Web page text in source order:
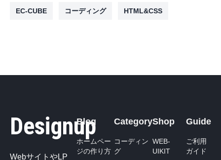
EC-CUBE コーディング HTML&CSS
Designup
WebサイトやLP
Blog
ホームペー
ジの作り方
Category
コーディン
グ
Shop
WEB-
UIKIT
Guide
ご利用
ガイド